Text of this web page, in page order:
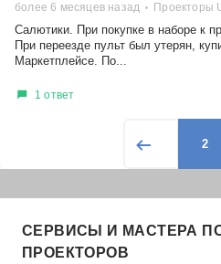
более 6 месяцев назад Проекторы
Салютики. При покупке в наборе к
При переезде пульт был утерян,
Маркетплейсе. По...
1 ответ
2
СЕРВИСЫ И МАСТЕРА
ПРОЕКТОРОВ